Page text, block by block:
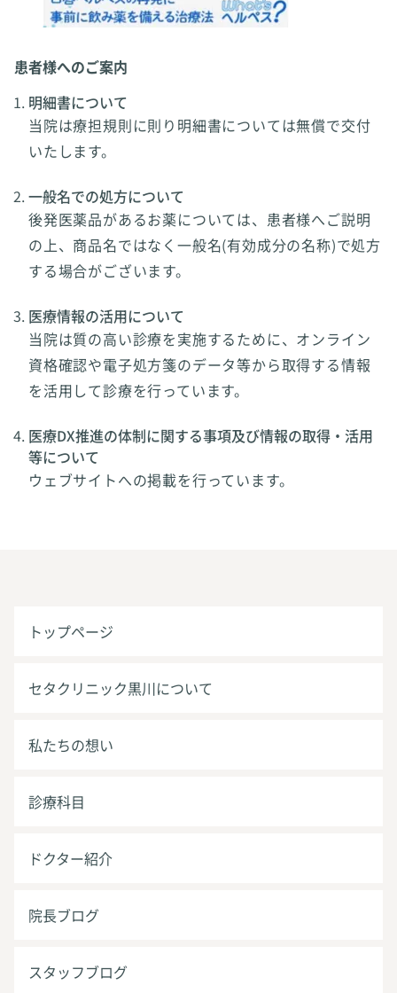
患者様へのご案内
明細書について
当院は療担規則に則り明細書については無償で交付
いたします。
一般名での処方について
後発医薬品があるお薬については、患者様へご説明
の上、商品名ではなく一般名(有効成分の名称)で処方
する場合がございます。
医療情報の活用について
当院は質の高い診療を実施するために、オンライン
資格確認や電子処方箋のデータ等から取得する情報
を活用して診療を行っています。
医療DX推進の体制に関する事項及び情報の取得・活用
等について
ウェブサイトへの掲載を行っています。
トップページ
セタクリニック黒川について
私たちの想い
診療科目
ドクター紹介
院長ブログ
スタッフブログ